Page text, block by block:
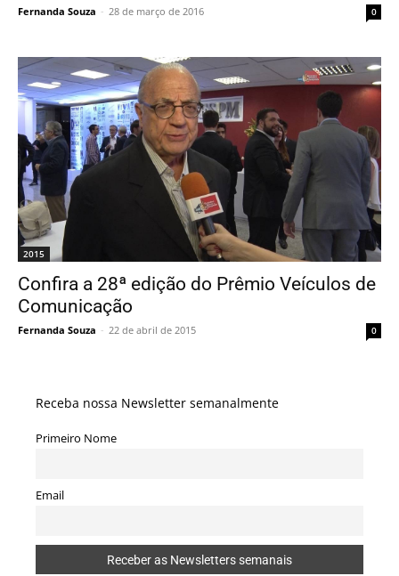
Fernanda Souza - 28 de março de 2016 0
2015
Confira a 28ª edição do Prêmio Veículos de
Comunicação
Fernanda Souza - 22 de abril de 2015 0
Receba nossa Newsletter semanalmente
Primeiro Nome
Email